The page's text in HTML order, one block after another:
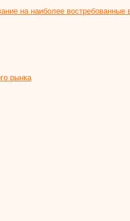
на наиболее востребованные
рынка